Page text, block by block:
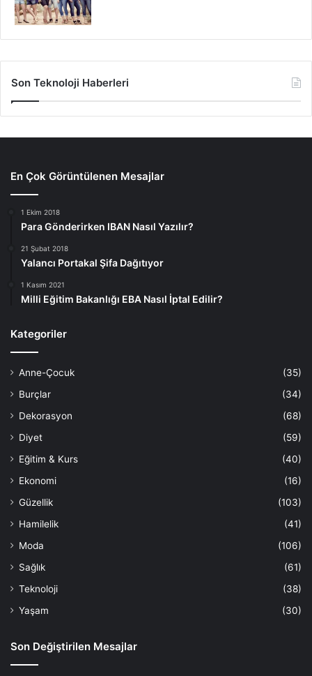
Son Teknoloji Haberleri
En Çok Görüntülenen Mesajlar
1 Ekim 2018
Para Gönderirken IBAN Nasıl Yazılır?
21 Şubat 2018
Yalancı Portakal Şifa Dağıtıyor
1 Kasım 2021
Milli Eğitim Bakanlığı EBA Nasıl İptal Edilir?
Kategoriler
Anne-Çocuk
(35)
Burçlar
(34)
Dekorasyon
(68)
Diyet
(59)
Eğitim & Kurs
(40)
Ekonomi
(16)
Güzellik
(103)
Hamilelik
(41)
Moda
(106)
Sağlık
(61)
Teknoloji
(38)
Yaşam
(30)
Son Değiştirilen Mesajlar